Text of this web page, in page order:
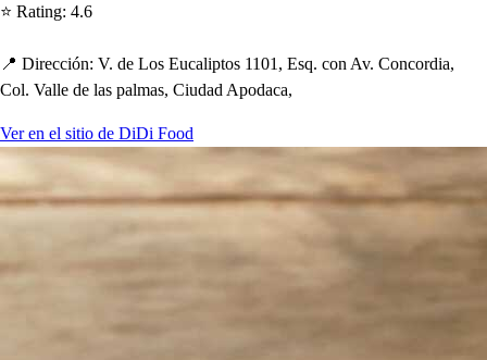
⭐ Rating: 4.6
📍 Dirección: V. de Los Eucaliptos 1101, Esq. con Av. Concordia,
Col. Valle de las palmas, Ciudad Apodaca,
Ver en el sitio de DiDi Food